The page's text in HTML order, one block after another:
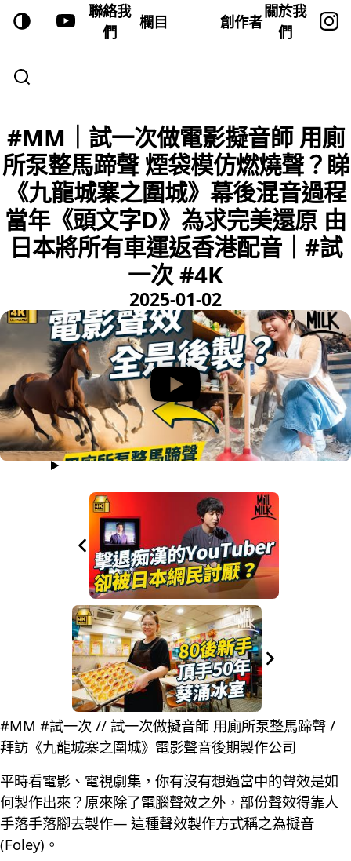
聯絡我
們
欄目 創作者
關於我
們
#MM｜試一次做電影擬音師 用廁
所泵整馬蹄聲 煙袋模仿燃燒聲？睇
《九龍城寨之圍城》幕後混音過程
當年《頭文字D》為求完美還原 由
日本將所有車運返香港配音｜#試
一次 #4K
2025-01-02
#MM #試一次 // 試一次做擬音師 用廁所泵整馬蹄聲 /
拜訪《九龍城寨之圍城》電影聲音後期製作公司
平時看電影、電視劇集，你有沒有想過當中的聲效是如
何製作出來？原來除了電腦聲效之外，部份聲效得靠人
手落手落腳去製作— 這種聲效製作方式稱之為擬音
(Foley)。